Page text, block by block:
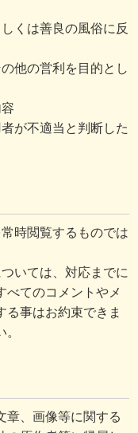
くは善良の風俗に反
他の営利を目的とし
が不適当と判断した
時閲覧するものでは
いては、対応までに
べてのコメントやメ
る事はお約束できま
章、画像等に関する